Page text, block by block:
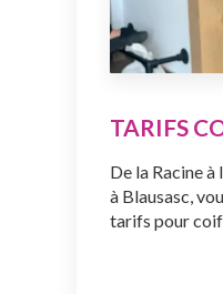
TARIFS
De la Racine
à Blausasc,
tarifs pour